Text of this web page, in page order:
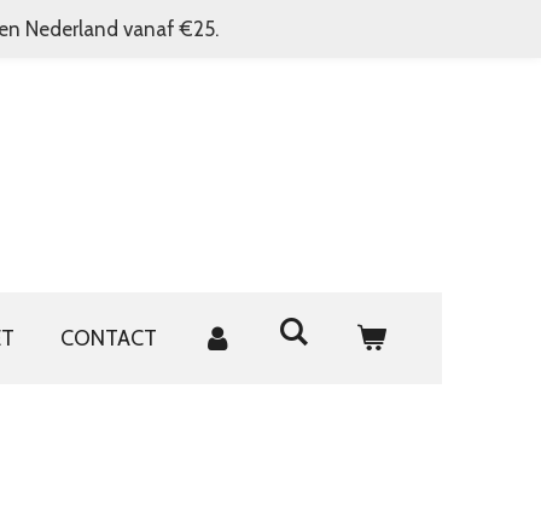
Nederland vanaf €25.
CONTACT